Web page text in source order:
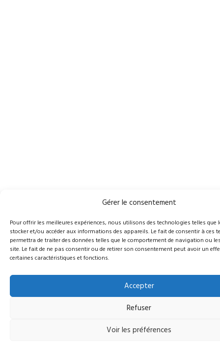
Gérer le consentement
Pour offrir les meilleures expériences, nous utilisons des technologies telles que
stocker et/ou accéder aux informations des appareils. Le fait de consentir à ces
permettra de traiter des données telles que le comportement de navigation ou
site. Le fait de ne pas consentir ou de retirer son consentement peut avoir un
certaines caractéristiques et fonctions.
Accepter
Refuser
Voir les préférences